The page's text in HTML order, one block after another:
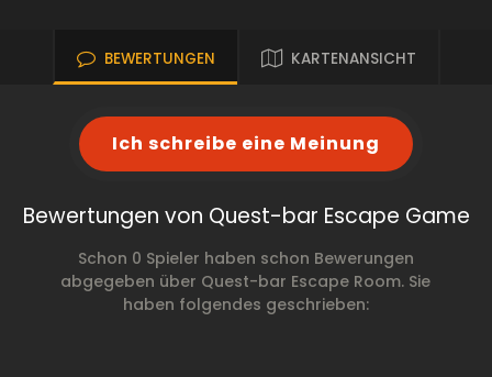
BEWERTUNGEN KARTENANSICHT
Ich schreibe eine Meinung
Bewertungen von Quest-bar Escape Game
Schon 0 Spieler haben schon Bewerungen
abgegeben über Quest-bar Escape Room. Sie
haben folgendes geschrieben: